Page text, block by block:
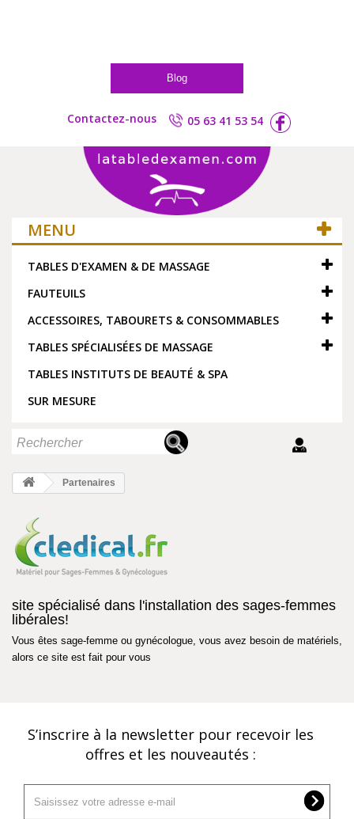
Blog
Contactez-nous 05 63 41 53 54
MENU
TABLES D'EXAMEN & DE MASSAGE
FAUTEUILS
ACCESSOIRES, TABOURETS & CONSOMMABLES
TABLES SPÉCIALISÉES DE MASSAGE
TABLES INSTITUTS DE BEAUTÉ & SPA
SUR MESURE
Partenaires
site spécialisé dans l'installation des sages-femmes
libérales!
Vous êtes sage-femme ou gynécologue, vous avez besoin de matériels,
alors ce site est fait pour vous
S’inscrire à la newsletter pour recevoir les
offres et les nouveautés :